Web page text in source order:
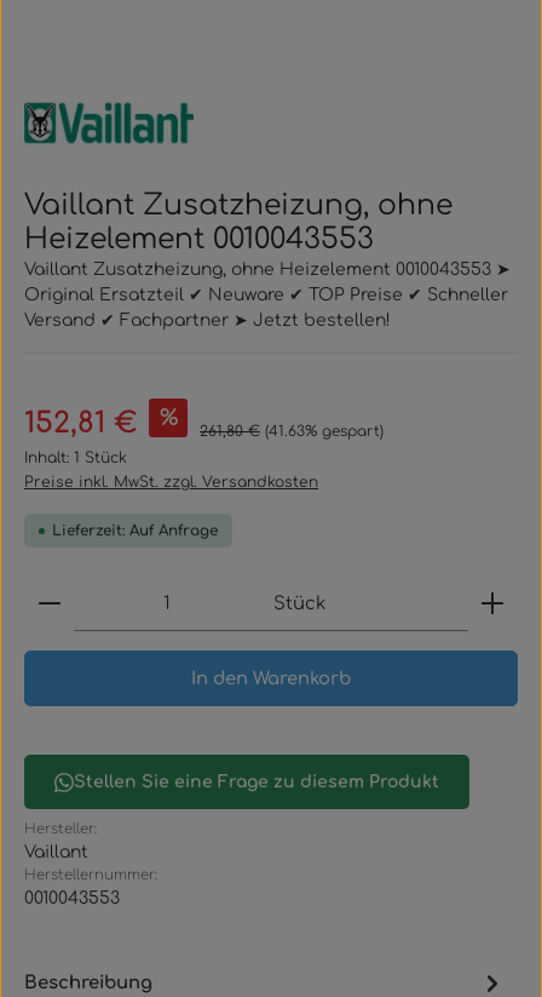
Vaillant Zusatzheizung, ohne
Heizelement 0010043553
Vaillant Zusatzheizung, ohne Heizelement 0010043553 ➤
Original Ersatzteil ✔ Neuware ✔ TOP Preise ✔ Schneller
Versand ✔ Fachpartner ➤ Jetzt bestellen!
Verkaufspreis:
152,81 € % Regulärer Preis:
261,80 € (41.63% gespart)
Inhalt: 1 Stück
Preise inkl. MwSt. zzgl. Versandkosten
Lieferzeit: Auf Anfrage
Produkt Anzahl: Gib den gewünschten Wert
Stück
In den Warenkorb
Stellen Sie eine Frage zu diesem Produkt
Hersteller:
Vaillant
Herstellernummer:
0010043553
Beschreibung